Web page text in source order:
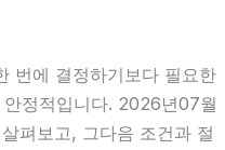
번에 결정하기보다 필요한
정적입니다. 2026년07월
펴보고, 그다음 조건과 절